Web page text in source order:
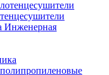
Инженерная